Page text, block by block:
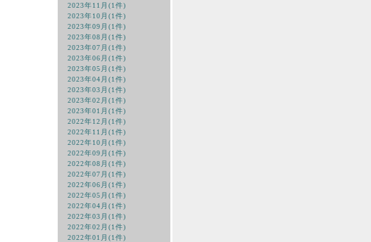
2023年11月(1件)
2023年10月(1件)
2023年09月(1件)
2023年08月(1件)
2023年07月(1件)
2023年06月(1件)
2023年05月(1件)
2023年04月(1件)
2023年03月(1件)
2023年02月(1件)
2023年01月(1件)
2022年12月(1件)
2022年11月(1件)
2022年10月(1件)
2022年09月(1件)
2022年08月(1件)
2022年07月(1件)
2022年06月(1件)
2022年05月(1件)
2022年04月(1件)
2022年03月(1件)
2022年02月(1件)
2022年01月(1件)